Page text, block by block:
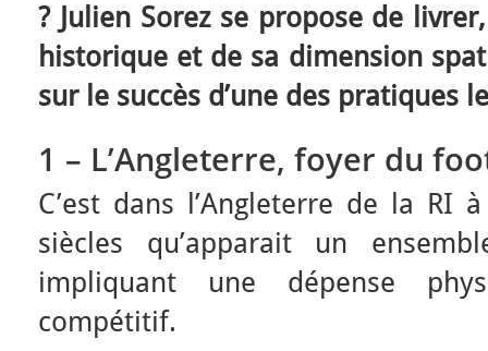
? Julien Sorez se propose de
historique et de sa dimension
sur le succès d’une des pratiques
1 – L’Angleterre, foyer du
C’est dans l’Angleterre de la RI
siècles qu’apparait un
impliquant une dépense
compétitif.